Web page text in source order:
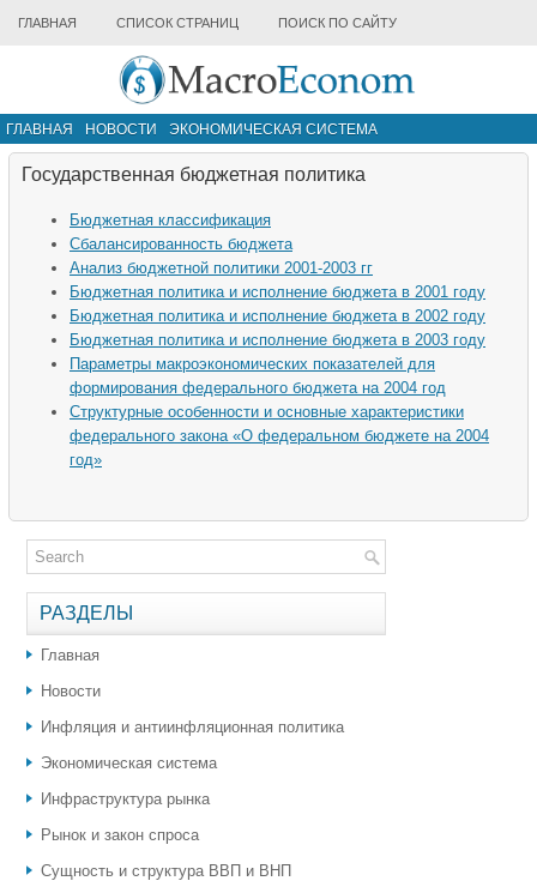
ГЛАВНАЯ СПИСОК СТРАНИЦ ПОИСК ПО САЙТУ
ГЛАВНАЯ НОВОСТИ
ЭКОНОМИЧЕСКАЯ СИСТЕМА
ИНФРАСТРУКТУРА РЫНКА
Государственная бюджетная политика
Бюджетная классификация
Сбалансированность бюджета
Анализ бюджетной политики 2001-2003 гг
Бюджетная политика и исполнение бюджета в 2001 году
Бюджетная политика и исполнение бюджета в 2002 году
Бюджетная политика и исполнение бюджета в 2003 году
Параметры макроэкономических показателей для
формирования федерального бюджета на 2004 год
Структурные особенности и основные характеристики
федерального закона «О федеральном бюджете на 2004
год»
РАЗДЕЛЫ
Главная
Новости
Инфляция и антиинфляционная политика
Экономическая система
Инфраструктура рынка
Рынок и закон спроса
Сущность и структура ВВП и ВНП